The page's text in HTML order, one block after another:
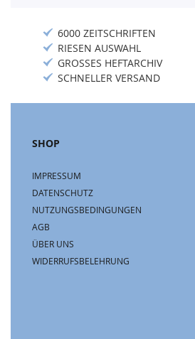
6000 ZEITSCHRIFTEN
RIESEN AUSWAHL
GROSSES HEFTARCHIV
SCHNELLER VERSAND
SHOP
IMPRESSUM
DATENSCHUTZ
NUTZUNGSBEDINGUNGEN
AGB
ÜBER UNS
WIDERRUFSBELEHRUNG